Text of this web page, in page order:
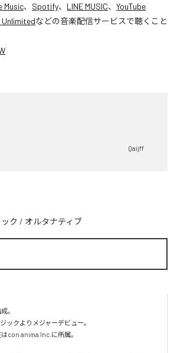
Music、 Spotify、 LINE MUSIC、 YouTube
Unlimitedなどの音楽配信サービスで聴くこと
Qaijff
ク / オルタナティブ
。
ックよりメジャーデビュー。
con anima Inc.に所属。